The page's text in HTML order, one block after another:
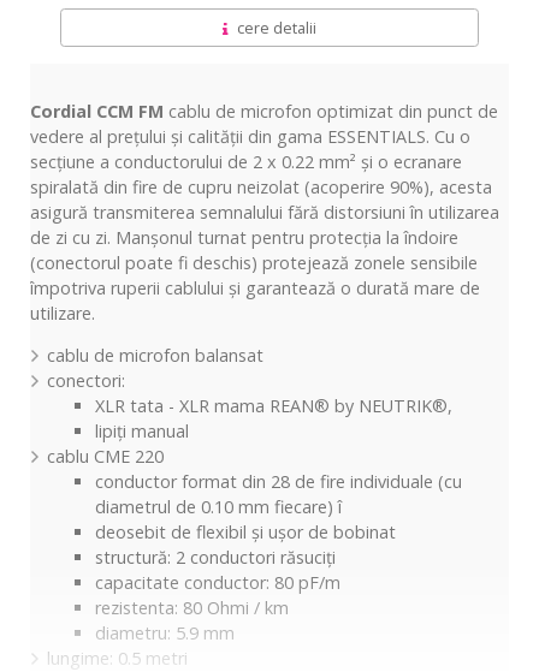
cere detalii
Cordial CCM FM cablu de microfon optimizat din punct de
vedere al prețului și calității din gama ESSENTIALS. Cu o
secțiune a conductorului de 2 x 0.22 mm² și o ecranare
spiralată din fire de cupru neizolat (acoperire 90%), acesta
asigură transmiterea semnalului fără distorsiuni în utilizarea
de zi cu zi. Manșonul turnat pentru protecția la îndoire
(conectorul poate fi deschis) protejează zonele sensibile
împotriva ruperii cablului și garantează o durată mare de
utilizare.
cablu de microfon balansat
conectori:
XLR tata - XLR mama REAN® by NEUTRIK®,
lipiți manual
cablu CME 220
conductor format din 28 de fire individuale (cu
diametrul de 0.10 mm fiecare) î
deosebit de flexibil și ușor de bobinat
structură: 2 conductori răsuciți
capacitate conductor: 80 pF/m
rezistenta: 80 Ohmi / km
diametru: 5.9 mm
lungime: 0.5 metri